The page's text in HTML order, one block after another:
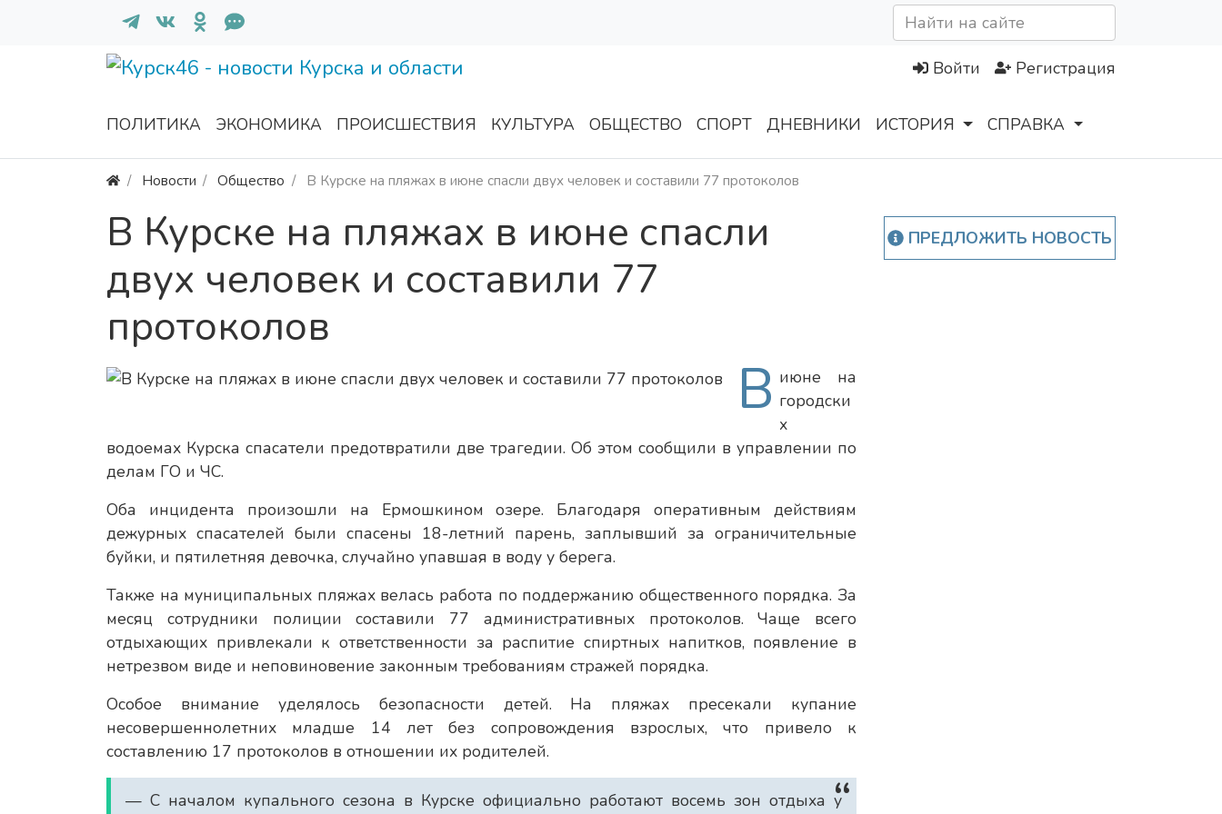
Войти Регистрация
ПОЛИТИКА ЭКОНОМИКА ПРОИСШЕСТВИЯ КУЛЬТУРА ОБЩЕСТВО СПОРТ ДНЕВНИКИ ИСТОРИЯ СПРАВКА
Новости Общество В Курске на пляжах в июне спасли двух человек и составили 77 протоколов
В Курске на пляжах в июне спасли
двух человек и составили 77
протоколов
В июне на
городски
х
водоемах Курска спасатели предотвратили две трагедии. Об этом сообщили в управлении по
делам ГО и ЧС.
Оба инцидента произошли на Ермошкином озере. Благодаря оперативным действиям
дежурных спасателей были спасены 18-летний парень, заплывший за ограничительные
буйки, и пятилетняя девочка, случайно упавшая в воду у берега.
Также на муниципальных пляжах велась работа по поддержанию общественного порядка. За
месяц сотрудники полиции составили 77 административных протоколов. Чаще всего
отдыхающих привлекали к ответственности за распитие спиртных напитков, появление в
нетрезвом виде и неповиновение законным требованиям стражей порядка.
Особое внимание уделялось безопасности детей. На пляжах пресекали купание
несовершеннолетних младше 14 лет без сопровождения взрослых, что привело к
составлению 17 протоколов в отношении их родителей.
— С началом купального сезона в Курске официально работают восемь зон отдыха у
ПРЕДЛОЖИТЬ НОВОСТЬ